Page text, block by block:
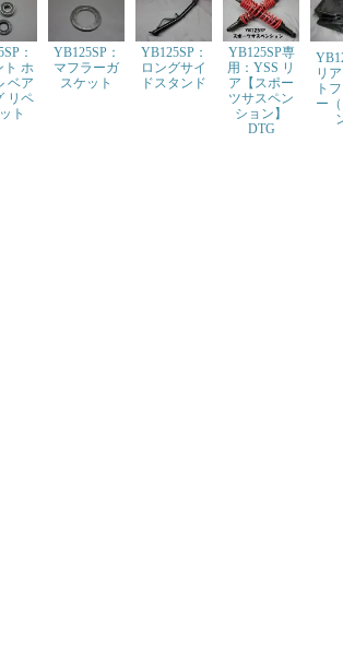
：
ト ホ
ベア
リペ
ト
YB125SP：
マフラーガ
スケット
YB125SP：
ロングサイ
ドスタンド
YB125SP専
用：YSS リ
ア【スポー
ツサスペン
ション】
DTG
リ
ト
ー